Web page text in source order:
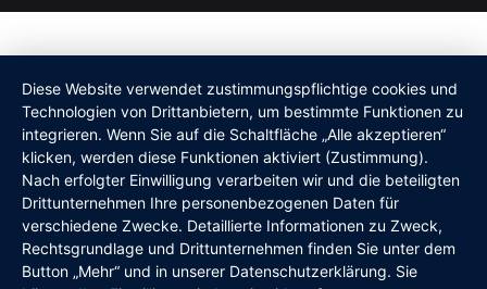
Diese Website verwendet zustimmungspflichtige cookies und
Technologien von Drittanbietern, um bestimmte Funktionen zu
integrieren. Wenn Sie auf die Schaltfläche „Alle akzeptieren“
klicken, werden diese Funktionen aktiviert (Zustimmung).
Nach erfolgter Einwilligung verarbeiten wir und die beteiligten
Drittunternehmen Ihre personenbezogenen Daten für
verschiedene Zwecke. Detaillierte Informationen zu Zweck,
Rechtsgrundlage und Drittunternehmen finden Sie unter dem
Button „Mehr“ und in unserer Datenschutzerklärung. Sie